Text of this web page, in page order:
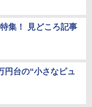
集！ 見どころ記事
円台の“小さなピュ